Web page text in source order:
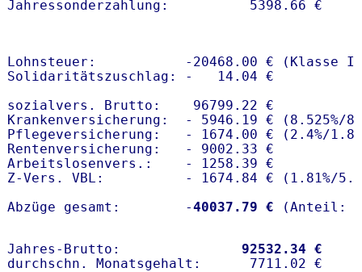
Lohnsteuer:           -20468.00 € (Klasse I)
Solidaritätszuschlag: -   14.04 €
sozialvers. Brutto:    96799.22 €
Krankenversicherung:  - 5946.19 € (8.525%/
Pflegeversicherung:   - 1674.00 € (2.4%/
Rentenversicherung:   - 9002.33 €
Arbeitslosenvers.:    - 1258.39 €
Z-Vers. VBL:          - 1674.84 € ( 1.81%/
Abzüge gesamt:        -40037.79 €
Jahres-Brutto: 92532.34 €